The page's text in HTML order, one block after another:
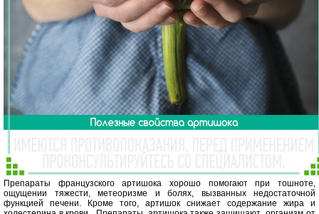
Препараты французского артишока хорошо помогают при тошноте,
ощущении тяжести, метеоризме и болях, вызванных недостаточной
функцией печени. Кроме того, артишок снижает содержание жира и